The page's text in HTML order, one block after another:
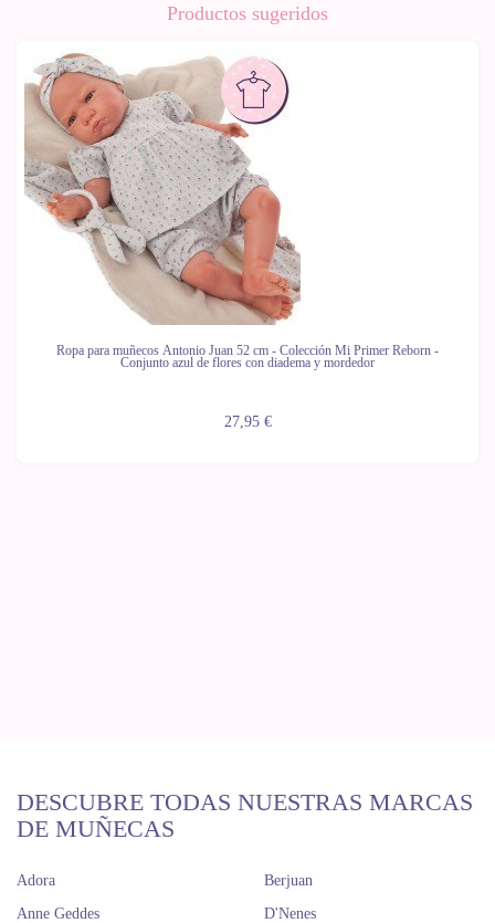
Productos sugeridos
Ropa para muñecos Antonio Juan 52 cm - Colección Mi Primer Reborn -
Conjunto azul de flores con diadema y mordedor
27,95 €
DESCUBRE TODAS NUESTRAS MARCAS
DE MUÑECAS
Adora
Anne Geddes
Berjuan
D'Nenes